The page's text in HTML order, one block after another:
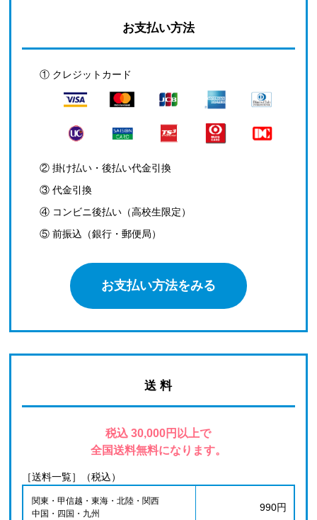
お支払い方法
① クレジットカード
② 掛け払い・後払い代金引換
③ 代金引換
④ コンビニ後払い（高校生限定）
⑤ 前振込（銀行・郵便局）
お支払い方法をみる
送 料
税込 30,000円以上で
全国送料無料になります。
［送料一覧］（税込）
関東・甲信越・東海・北陸・関西
中国・四国・九州
990円